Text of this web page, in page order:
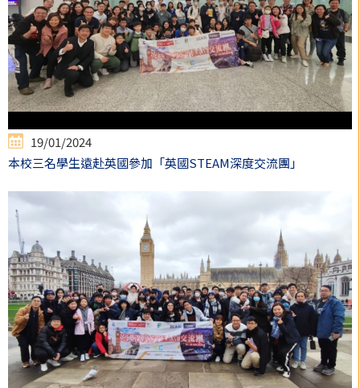
19/01/2024
本校三名學生遠赴英國參加「英國STEAM深度交流團」